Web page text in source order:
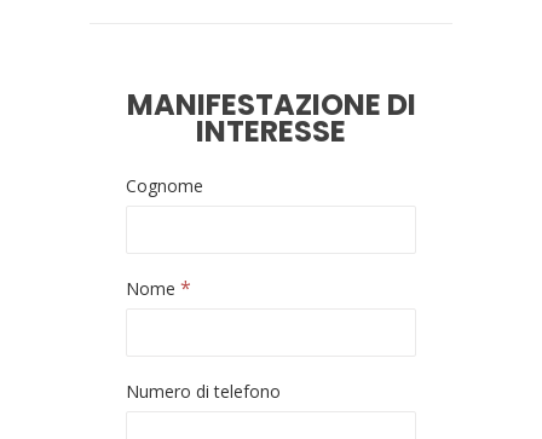
MANIFESTAZIONE DI
INTERESSE
Cognome
Nome *
Numero di telefono